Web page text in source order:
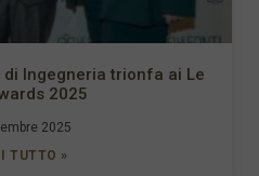
Ingegneria trionfa ai Le
2025
2025
TUTTO »